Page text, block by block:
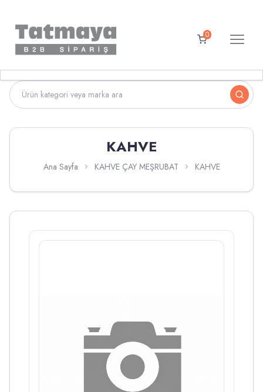
0
KAHVE
Ana Sayfa KAHVE ÇAY MEŞRUBAT KAHVE